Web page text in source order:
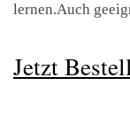
lernen.Auch
Jetzt